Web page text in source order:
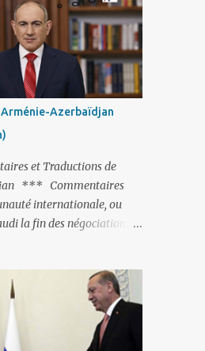
particulièrement, « Le
sa proie pour l'ombre ».
probable ; l'Histoire ou la
pas ses points forts, pas
les négociations avec le
Faisant fi de tout ce qui
l'URSS, il est
par ce qu'il nomme
». Même les trois
précédés ne trouvent
les traitant de tous les
traîner en justice. Et
Azerbaïdjan
et Traductions de
*** Commentaires
internationale, ou
la fin des négociations
Oui, mais… Rappelons
de paix comprend 17
déjà fait l'objet d'un
points non résolus portaient